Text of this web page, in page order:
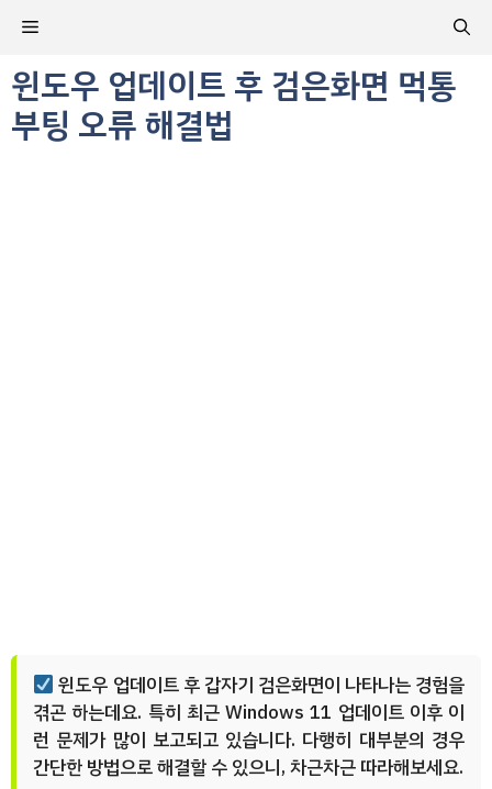
츠
로
건
메
뉴
윈도우 업데이트 후 검은화면 먹통
부팅 오류 해결법
윈도우 업데이트 후 갑자기 검은화면이 나타나는 경험을
겪곤 하는데요. 특히 최근 Windows 11 업데이트 이후 이
런 문제가 많이 보고되고 있습니다. 다행히 대부분의 경우
간단한 방법으로 해결할 수 있으니, 차근차근 따라해보세요.